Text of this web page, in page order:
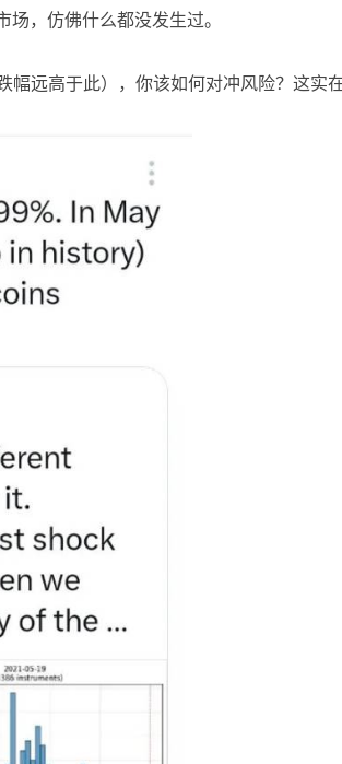
，仿佛什么都没发生过。
远高于此），你该如何对冲风险？这实在